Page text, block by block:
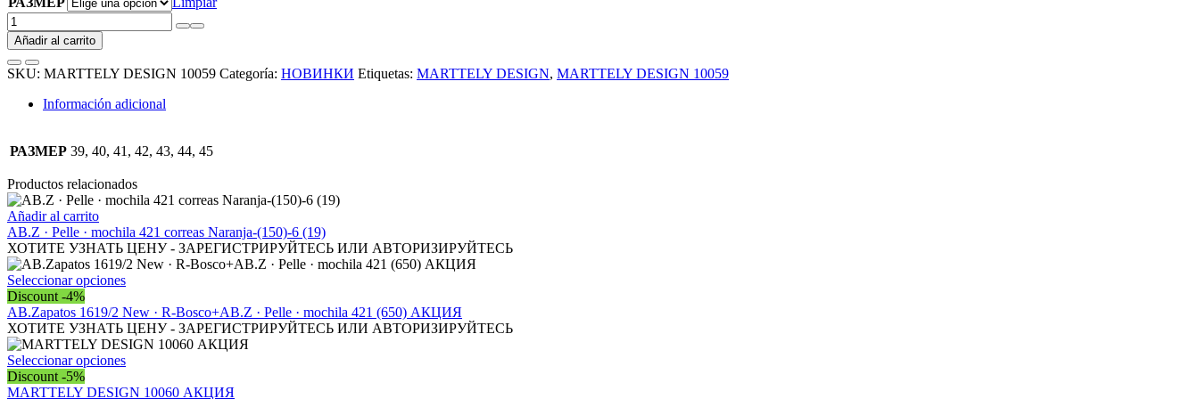
MARTTELY
DESIGN
10059
cantidad
Añadir al carrito
SKU: MARTTELY DESIGN 10059 Categoría: НОВИНКИ Etiquetas: MARTTELY DESIGN, MARTTELY DESIGN 10059
Información adicional
РАЗМЕР 39, 40, 41, 42, 43, 44, 45
Productos relacionados
Añadir al carrito
AB.Z · Pelle · mochila 421 correas Naranja-(150)-6 (19)
ХОТИТЕ УЗНАТЬ ЦЕНУ - ЗАРЕГИСТРИРУЙТЕСЬ ИЛИ АВТОРИЗИРУЙТЕСЬ
Seleccionar opcionesEste
tiene
múltiples
variantes.
Las
se
Discount -4%
AB.Zapatos 1619/2 New · R-Bosco+AB.Z · Pelle · mochila 421 (650) АКЦИЯ
ХОТИТЕ УЗНАТЬ ЦЕНУ - ЗАРЕГИСТРИРУЙТЕСЬ ИЛИ АВТОРИЗИРУЙТЕСЬ
Seleccionar opcionesEste
tiene
Discount -5%
MARTTELY DESIGN 10060 АКЦИЯ